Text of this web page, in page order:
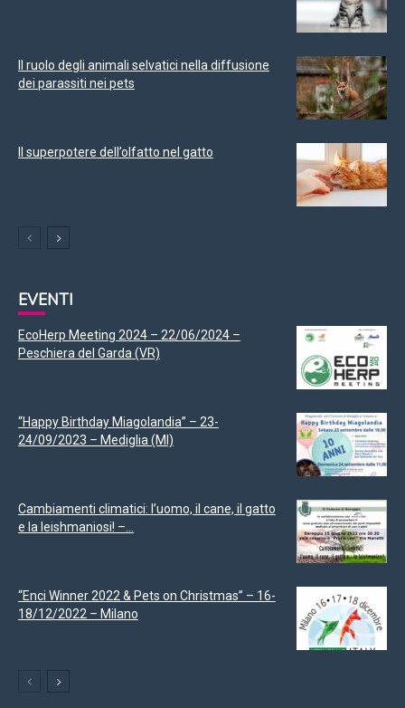
Il ruolo degli animali selvatici nella diffusione
dei parassiti nei pets
Il superpotere dell’olfatto nel gatto
EVENTI
EcoHerp Meeting 2024 – 22/06/2024 –
Peschiera del Garda (VR)
“Happy Birthday Miagolandia” – 23-
24/09/2023 – Mediglia (MI)
Cambiamenti climatici: l’uomo, il cane, il gatto
e la leishmaniosi! –...
“Enci Winner 2022 & Pets on Christmas” – 16-
18/12/2022 – Milano